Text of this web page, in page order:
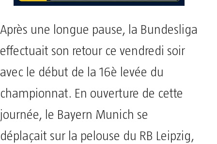
Après une longue pause, la Bundesliga
effectuait son retour ce vendredi soir
avec le début de la 16è levée du
championnat. En ouverture de cette
journée, le Bayern Munich se
déplaçait sur la pelouse du RB Leipzig,